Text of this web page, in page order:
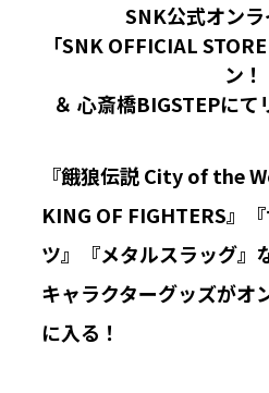
JPN ENG 한글
SNK公式オン
「SNK OFFICIAL
ン！
＆ 心斎橋BIGSTEPに
『餓狼伝説 City of the
KING OF FIGHTERS』
ツ』『メタルスラッグ』
キャラクターグッズがオ
に入る！